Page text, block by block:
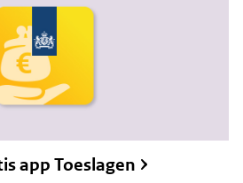
app Toeslagen